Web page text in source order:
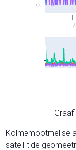
0.5
Kolmemõõtmelise
satelliitide